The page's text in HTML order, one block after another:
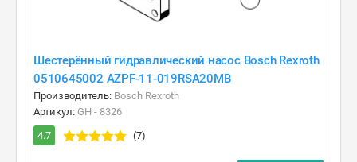
Шестерённый гидравлический насос Bosch Rexroth
0510645002 AZPF-11-019RSA20MB
Производитель: Bosch Rexroth
Артикул: GH - 8326
4.7
(7)